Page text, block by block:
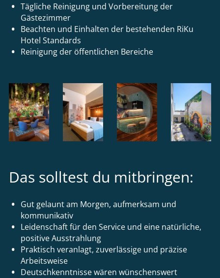
Tägliche Reinigung und Vorbereitung der
Gästezimmer
Beachten und Einhalten der bestehenden RiKu
Hotel Standards
Reinigung der öffentlichen Bereiche
Das solltest du mitbringen:
Gut gelaunt am Morgen, aufmerksam und
kommunikativ
Leidenschaft für den Service und eine natürliche,
positive Ausstrahlung
Praktisch veranlagt, zuverlässige und präzise
Arbeitsweise
Deutschkenntnisse wären wünschenswert